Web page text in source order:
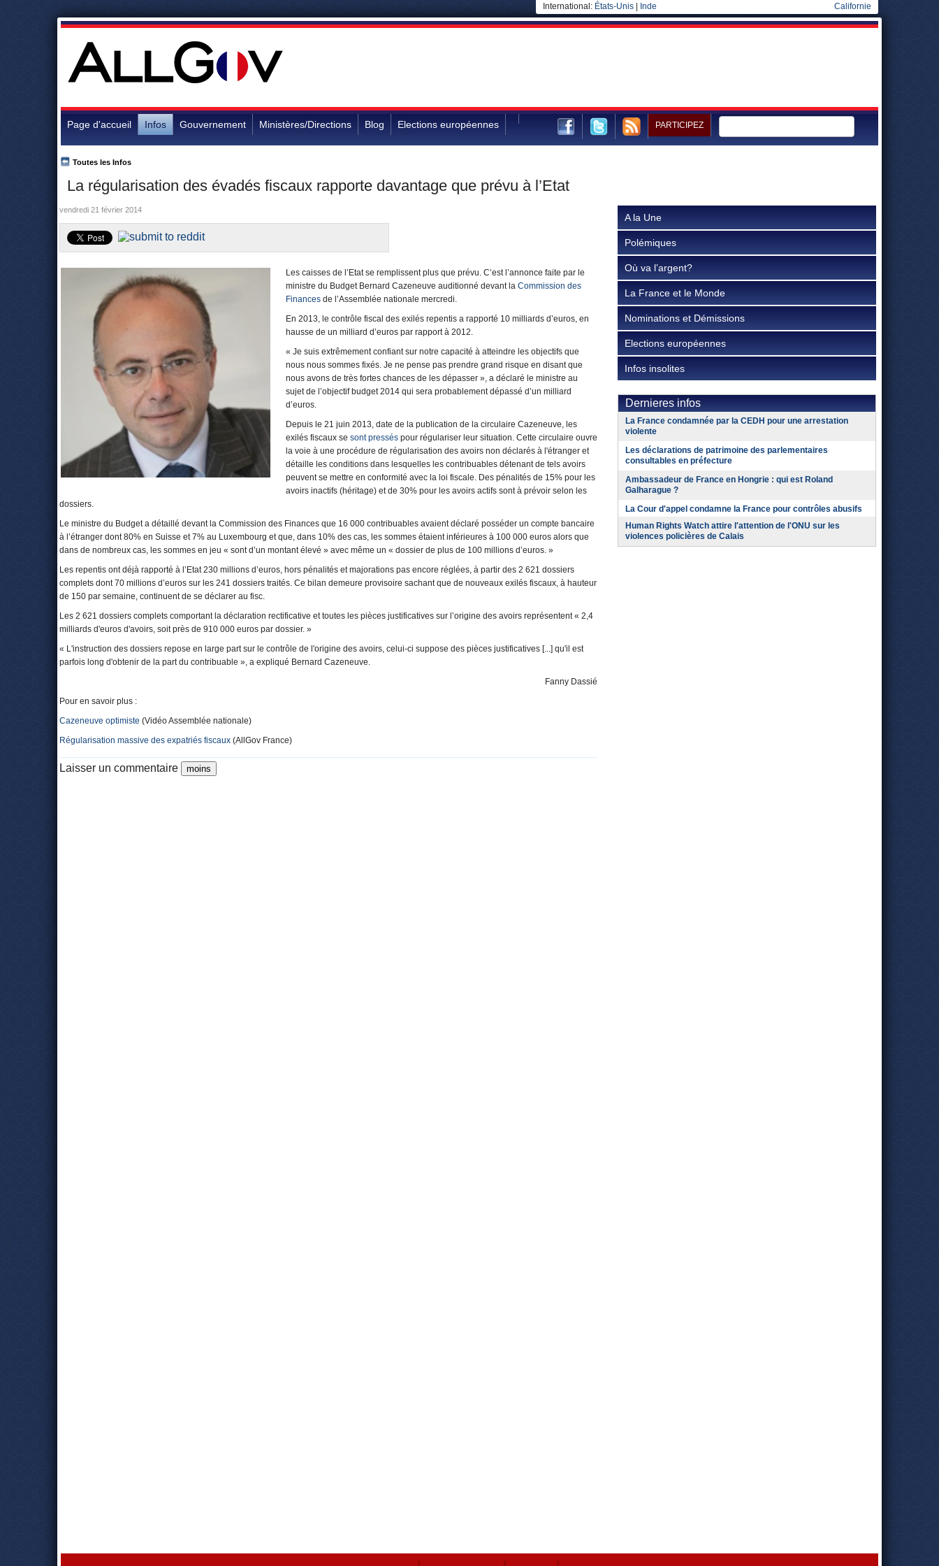
International: États-Unis Inde Californie
Page d'accueil Infos Gouvernement Ministères/Directions Blog Elections européennes PARTICIPEZ
La régularisation des évadés fiscaux rapporte davantage que prévu à l’Etat
Toutes les Infos
vendredi 21 février 2014
Les caisses de l’Etat se remplissent plus que prévu. C’est l’annonce faite par le
ministre du Budget Bernard Cazeneuve auditionné devant la Commission des
Finances de l’Assemblée nationale mercredi.
En 2013, le contrôle fiscal des exilés repentis a rapporté 10 milliards d’euros, en
hausse de un milliard d’euros par rapport à 2012.
« Je suis extrêmement confiant sur notre capacité à atteindre les objectifs que
nous nous sommes fixés. Je ne pense pas prendre grand risque en disant que
nous avons de très fortes chances de les dépasser », a déclaré le ministre au
sujet de l’objectif budget 2014 qui sera probablement dépassé d’un milliard
d’euros.
Depuis le 21 juin 2013, date de la publication de la circulaire Cazeneuve, les
exilés fiscaux se sont pressés pour régulariser leur situation. Cette circulaire ouvre
la voie à une procédure de régularisation des avoirs non déclarés à l'étranger et
détaille les conditions dans lesquelles les contribuables détenant de tels avoirs
peuvent se mettre en conformité avec la loi fiscale. Des pénalités de 15% pour les
avoirs inactifs (héritage) et de 30% pour les avoirs actifs sont à prévoir selon les
dossiers.
Le ministre du Budget a détaillé devant la Commission des Finances que 16 000 contribuables avaient déclaré posséder un compte bancaire
à l’étranger dont 80% en Suisse et 7% au Luxembourg et que, dans 10% des cas, les sommes étaient inférieures à 100 000 euros alors que
dans de nombreux cas, les sommes en jeu « sont d’un montant élevé » avec même un « dossier de plus de 100 millions d’euros. »
Les repentis ont déjà rapporté à l’Etat 230 millions d’euros, hors pénalités et majorations pas encore réglées, à partir des 2 621 dossiers
complets dont 70 millions d’euros sur les 241 dossiers traités. Ce bilan demeure provisoire sachant que de nouveaux exilés fiscaux, à hauteur
de 150 par semaine, continuent de se déclarer au fisc.
Les 2 621 dossiers complets comportant la déclaration rectificative et toutes les pièces justificatives sur l’origine des avoirs représentent « 2,4
milliards d'euros d'avoirs, soit près de 910 000 euros par dossier. »
« L'instruction des dossiers repose en large part sur le contrôle de l'origine des avoirs, celui-ci suppose des pièces justificatives [...] qu'il est
parfois long d'obtenir de la part du contribuable », a expliqué Bernard Cazeneuve.
Fanny Dassié
Pour en savoir plus :
Cazeneuve optimiste (Vidéo Assemblée nationale)
Régularisation massive des expatriés fiscaux (AllGov France)
Laisser un commentaire
A la Une
Polémiques
Où va l’argent?
La France et le Monde
Nominations et Démissions
Elections européennes
Infos insolites
Dernieres infos
La France condamnée par la CEDH pour une arrestation
violente
Les déclarations de patrimoine des parlementaires
consultables en préfecture
Ambassadeur de France en Hongrie : qui est Roland
Galharague ?
La Cour d'appel condamne la France pour contrôles abusifs
Human Rights Watch attire l'attention de l'ONU sur les
violences policières de Calais